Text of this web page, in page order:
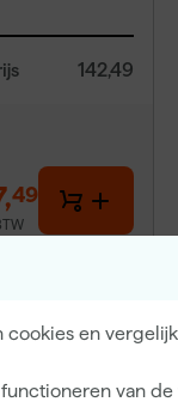
en
van de
142,49
,49